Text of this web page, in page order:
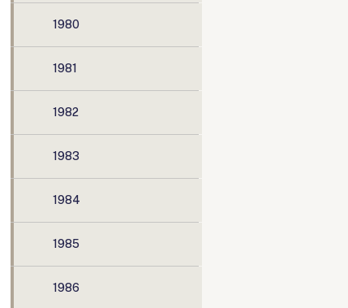
1980
1981
1982
1983
1984
1985
1986